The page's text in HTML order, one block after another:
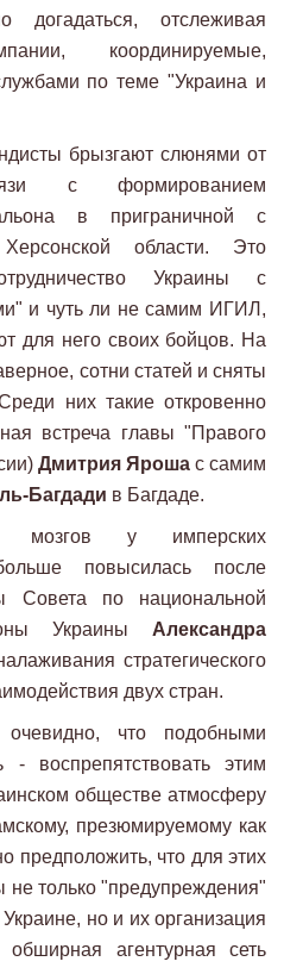
отслеживая
координируемые,
по теме "Украина и
брызгают слюнями от
с формированием
в приграничной с
области. Это
Украины с
и чуть ли не самим ИГИЛ,
для него своих бойцов. На
сотни статей и сняты
них такие откровенно
встреча главы "Правого
Дмитрия Яроша с самим
Багдади в Багдаде.
мозгов у имперских
повысилась после
Совета по национальной
Украины Александра
стратегического
двух стран.
что подобными
- воспрепятствовать этим
обществе атмосферу
презюмируемому как
предположить, что для этих
не только "предупреждения"
но и их организация
агентурная сеть